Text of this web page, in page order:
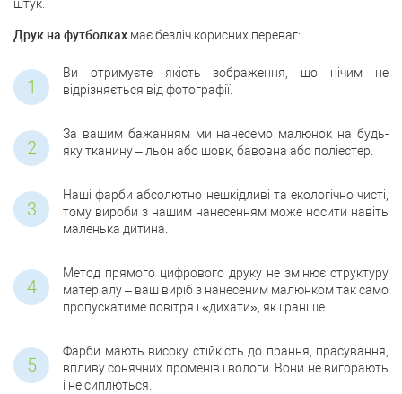
штук.
Друк на футболках має безліч корисних переваг:
Ви отримуєте якість зображення, що нічим не
відрізняється від фотографії.
За вашим бажанням ми нанесемо малюнок на будь-
яку тканину – льон або шовк, бавовна або поліестер.
Наші фарби абсолютно нешкідливі та екологічно чисті,
тому вироби з нашим нанесенням може носити навіть
маленька дитина.
Метод прямого цифрового друку не змінює структуру
матеріалу – ваш виріб з нанесеним малюнком так само
пропускатиме повітря і «дихати», як і раніше.
Фарби мають високу стійкість до прання, прасування,
впливу сонячних променів і вологи. Вони не вигорають
і не сиплються.